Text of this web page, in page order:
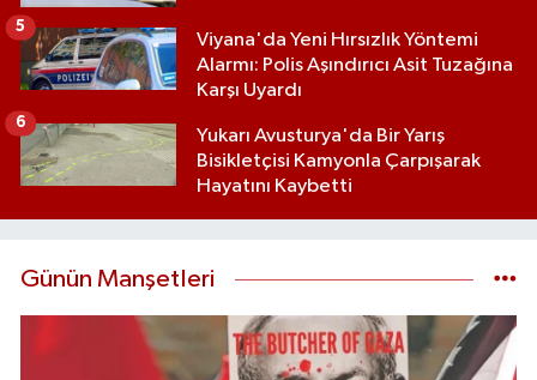
Viyana'da Yeni Hırsızlık Yöntemi
Alarmı: Polis Aşındırıcı Asit Tuzağına
Karşı Uyardı
5
Yukarı Avusturya'da Bir Yarış
Bisikletçisi Kamyonla Çarpışarak
Hayatını Kaybetti
6
Günün Manşetleri